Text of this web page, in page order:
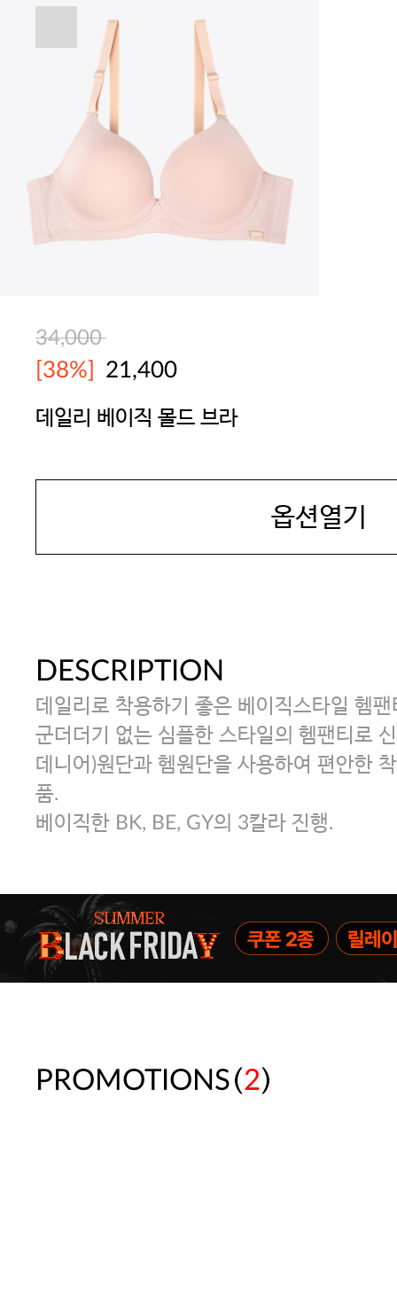
34,000
[38%] 21,400
데일리 베이직 몰드 브라
옵션열기
DESCRIPTION
데일리로 착용하기 좋은 베이직스타일 헴팬
군더더기 없는 심플한 스타일의 헴팬티로
데니어)원단과 헴원단을 사용하여 편안한
품.
베이직한 BK, BE, GY의 3칼라 진행.
PROMOTIONS(2)